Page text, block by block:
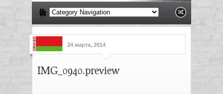
24 марта, 2014
IMG_0940.preview